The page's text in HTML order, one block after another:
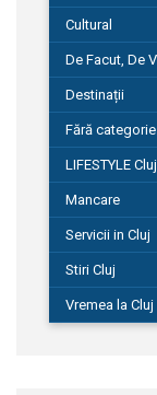
Cultural
De Facut, De
Destinații
Fără categorie
LIFESTYLE
Mancare
Servicii in Cluj
Stiri Cluj
Vremea la Cluj